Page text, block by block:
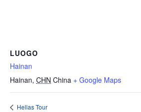
LUOGO
Hainan
Hainan, CHN China + Google Maps
Hellas Tour